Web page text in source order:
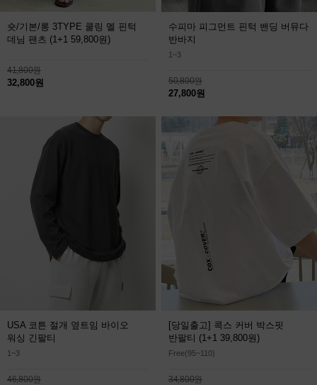
숏/기본/롱 3TYPE 쿨링 멜 핀턱
데님 팬츠 (1+1 59,800원)
41,800원
32,800원
수피마 피그먼트 핀턱 밴딩 버뮤다
반바지
1~3
50,800원
27,800원
USA 코튼 절개 옆트임 바이오
워싱 긴팔티
1~3
46,800원
[당일출고] 콕스 커버 박스핏
반팔티 (1+1 39,800원)
Free(95~110)
34,800원